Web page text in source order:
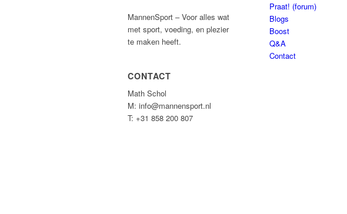
MannenSport – Voor alles wat
met sport, voeding, en plezier
te maken heeft.
CONTACT
Math Schol
M: info@mannensport.nl
T: +31 858 200 807
Praat! (forum)
Blogs
Boost
Q&A
Contact